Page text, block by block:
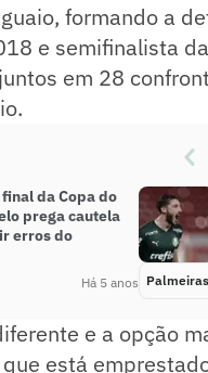
formando a
e semifinalista da
em 28
da Copa do
prega cautela
erros do
Há 5 anos Palmeiras
e a opção
está